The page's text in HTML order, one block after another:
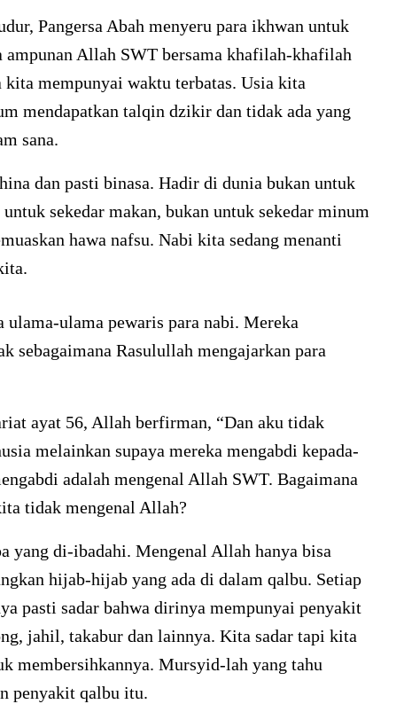
Pangersa Abah menyeru para ikhwan untuk
ampunan Allah SWT bersama khafilah-khafilah
kita mempunyai waktu terbatas. Usia kita
mendapatkan talqin dzikir dan tidak ada yang
sana.
dan pasti binasa. Hadir di dunia bukan untuk
sekedar makan, bukan untuk sekedar minum
hawa nafsu. Nabi kita sedang menanti
ulama-ulama pewaris para nabi. Mereka
sebagaimana Rasulullah mengajarkan para
ayat 56, Allah berfirman, “Dan aku tidak
melainkan supaya mereka mengabdi kepada-
adalah mengenal Allah SWT. Bagaimana
tidak mengenal Allah?
yang di-ibadahi. Mengenal Allah hanya bisa
hijab-hijab yang ada di dalam qalbu. Setiap
pasti sadar bahwa dirinya mempunyai penyakit
jahil, takabur dan lainnya. Kita sadar tapi kita
membersihkannya. Mursyid-lah yang tahu
penyakit qalbu itu.